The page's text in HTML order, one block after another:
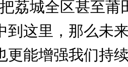
城全区甚至莆
到这里，那么未
更能增强我们持